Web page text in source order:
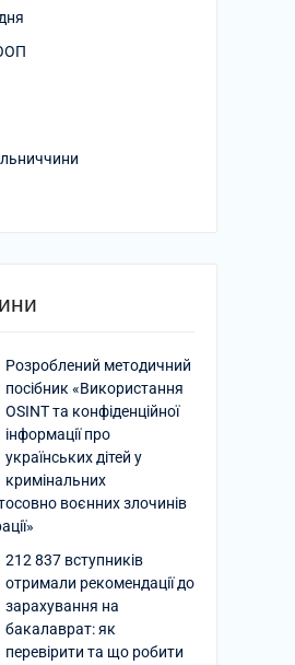
Розроблений методичний
посібник «Використання
OSINT та конфіденційної
інформації про
українських дітей у
кримінальних
воєнних злочинів
212 837 вступників
отримали рекомендації до
зарахування на
бакалаврат: як
перевірити та що робити